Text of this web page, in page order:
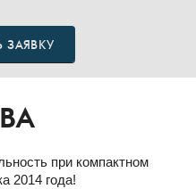
ЗАЯВКУ
при компактном
2014 года!